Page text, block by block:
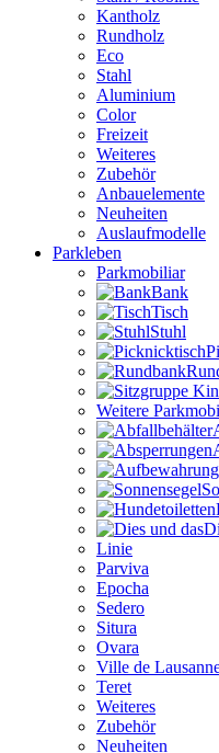
Kantholz
Rundholz
Eco
Stahl
Aluminium
Color
Freizeit
Weiteres
Zubehör
Anbauelemente
Neuheiten
Auslaufmodelle
Parkleben
Parkmobiliar
Bank
Tisch
Stuhl
Weitere
Linie
Parviva
Epocha
Sedero
Situra
Ovara
Ville de
Teret
Weiteres
Zubehör
Neuheiten